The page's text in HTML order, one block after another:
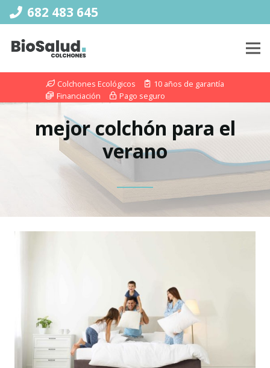
682 483 645
Colchones Ecológicos
10 años de garantía
Financiación
Pago seguro
mejor colchón para el
verano